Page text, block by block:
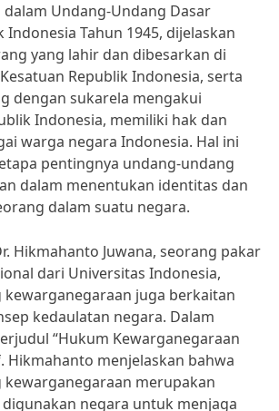
Undang-Undang Dasar
Indonesia Tahun 1945, dijelaskan
yang lahir dan dibesarkan di
Republik Indonesia, serta
dengan sukarela mengakui
Indonesia, memiliki hak dan
warga negara Indonesia. Hal ini
pentingnya undang-undang
dalam menentukan identitas dan
dalam suatu negara.
Hikmahanto Juwana, seorang pakar
dari Universitas Indonesia,
juga berkaitan
kedaulatan negara. Dalam
“Hukum Kewarganegaraan
Hikmahanto menjelaskan bahwa
merupakan
negara untuk menjaga